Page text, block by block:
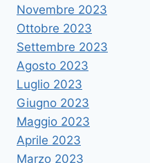
Novembre 2023
Ottobre 2023
Settembre 2023
Agosto 2023
Luglio 2023
Giugno 2023
Maggio 2023
Aprile 2023
Marzo 2023